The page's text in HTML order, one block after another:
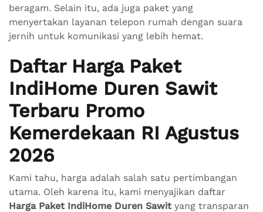
beragam. Selain itu, ada juga paket yang
menyertakan layanan telepon rumah dengan suara
jernih untuk komunikasi yang lebih hemat.
Daftar Harga Paket
IndiHome Duren Sawit
Terbaru Promo
Kemerdekaan RI Agustus
2026
Kami tahu, harga adalah salah satu pertimbangan
utama. Oleh karena itu, kami menyajikan daftar
Harga Paket IndiHome Duren Sawit yang transparan